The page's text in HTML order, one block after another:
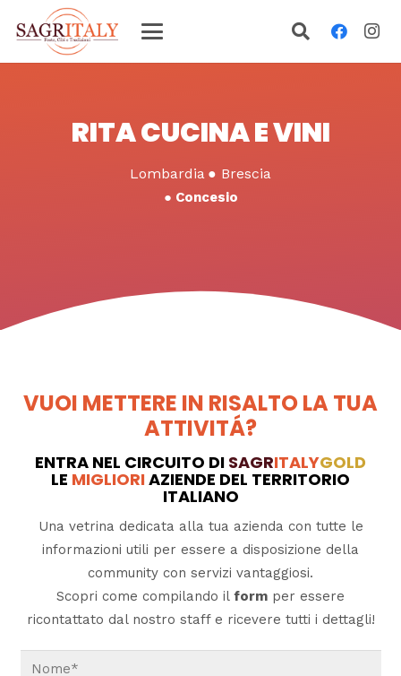
RITA CUCINA E VINI
Lombardia ● Brescia
● Concesio
VUOI METTERE IN RISALTO LA TUA
ATTIVITÁ?
ENTRA NEL CIRCUITO DI SAGRITALYGOLD
LE MIGLIORIAZIENDE DEL TERRITORIO
ITALIANO
Una vetrina dedicata alla tua azienda con tutte le
informazioni utili per essere a disposizione della
community con servizi vantaggiosi.
Scopri come compilando il form per essere
ricontattato dal nostro staff e ricevere tutti i dettagli!